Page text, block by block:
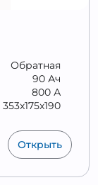
Обратная
90 Ач
800 А
353x175x190
Открыть